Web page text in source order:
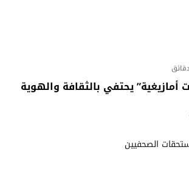
يحتفي بالثقافة والهوية